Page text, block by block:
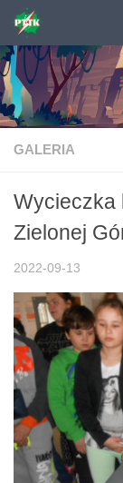
Skip to
GALERIA
Wycieczka
Zielonej
2022-09-13